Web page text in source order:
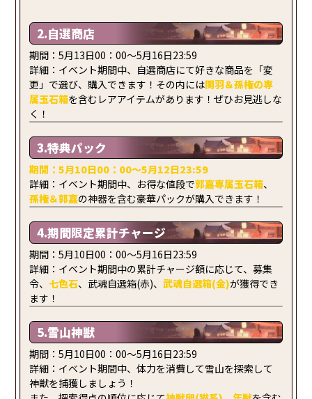
2.自選商店
期間：5月13日00：00～5月16日23:59
詳細：イベント期間中、自選商店にて好きな商品を「変
更」で選び、購入できます！その内には関羽＆孫権の専
属玉石箱を含むレアアイテムがあります！ぜひお見逃しな
く！
3.特典パック
期間：5月10日00：00～5月12日23:59
詳細：イベント期間中、お得な値段で郭嘉専属玉石箱、
孫権＆郭嘉の神器を含む豪華パックが購入できます！
4.期間限定累計チャージ
期間：5月10日00：00～5月16日23:59
詳細：イベント期間中の累計チャージ額に応じて、募集
令、 七色石、武魂自選箱(赤)、武魂自選箱(金)が獲得でき
ます！
5.雪山神獣
期間：5月10日00：00～5月16日23:59
詳細：イベント期間中、体力を消費して雪山を探索して
神獣を捕獲しましょう！